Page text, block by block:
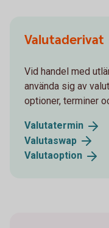
Valutaderivat
Vid handel med
använda sig av
optioner, terminer
Valutatermin
Valutaswap
Valutaoption